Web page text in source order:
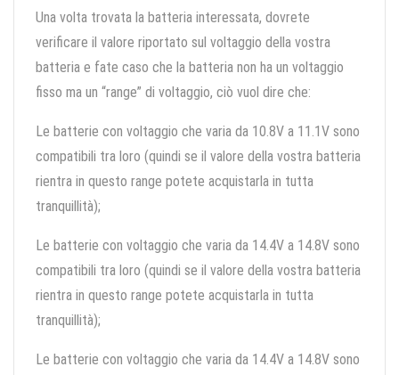
Una volta trovata la batteria interessata, dovrete
verificare il valore riportato sul voltaggio della vostra
batteria e fate caso che la batteria non ha un voltaggio
fisso ma un “range” di voltaggio, ciò vuol dire che:
Le batterie con voltaggio che varia da 10.8V a 11.1V sono
compatibili tra loro (quindi se il valore della vostra batteria
rientra in questo range potete acquistarla in tutta
tranquillità);
Le batterie con voltaggio che varia da 14.4V a 14.8V sono
compatibili tra loro (quindi se il valore della vostra batteria
rientra in questo range potete acquistarla in tutta
tranquillità);
Le batterie con voltaggio che varia da 14.4V a 14.8V sono